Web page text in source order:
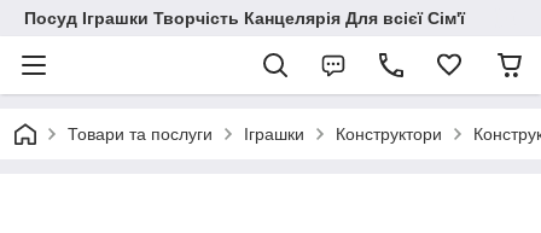
Посуд Іграшки Творчість Канцелярія Для всієї Сім'ї
Товари та послуги Іграшки Конструктори